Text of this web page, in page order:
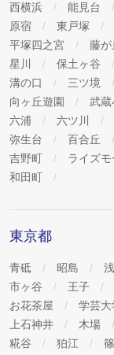
西横浜
能見台
原宿
東戸塚
平塚四之宮
藤が
星川
保土ヶ谷
溝の口
三ツ境
向ヶ丘遊園
武蔵
六浦
六ツ川
弥生台
百合丘
吉野町
ライズ
和田町
東京都
青砥 昭島
市ヶ谷
王子
お花茶屋
学芸大
上石神井
木場
糀谷
狛江